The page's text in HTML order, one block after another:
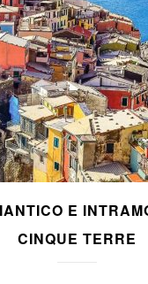
E
CINQUE TERRE